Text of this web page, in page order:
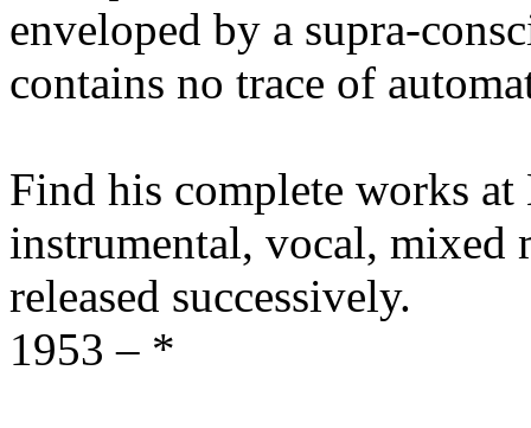
enveloped by a supra-
contains no trace of
Find his complete works
instrumental, vocal, mixed
released successively.
1953 – *